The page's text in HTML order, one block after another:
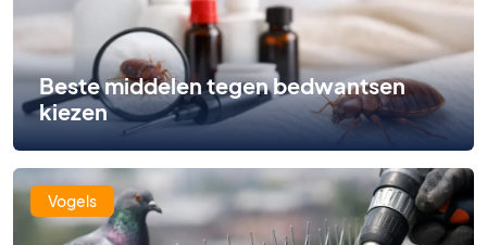
Beste middelen tegen bedwantsen
kiezen
Vogels